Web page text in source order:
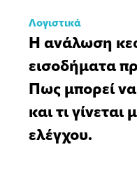
Λογιστικά
Η ανάλωση
εισοδήματα
Πως μπορεί
και τι γίνεται
ελέγχου.